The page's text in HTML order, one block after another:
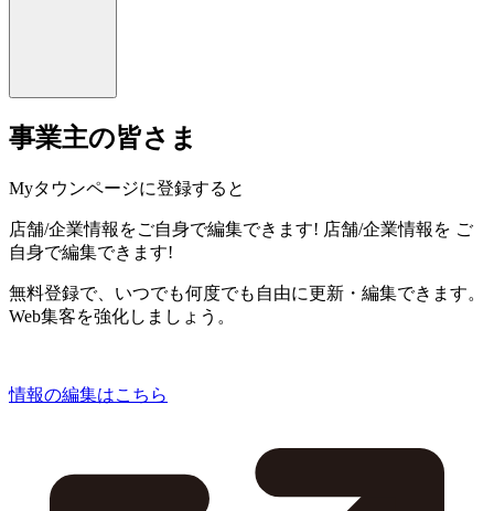
事業主の皆さま
Myタウンページに登録すると
店舗/企業情報をご自身で編集できます! 店舗/企業情報を ご
自身で編集できます!
無料登録で、いつでも何度でも自由に更新・編集できます。
Web集客を強化しましょう。
情報の編集はこちら